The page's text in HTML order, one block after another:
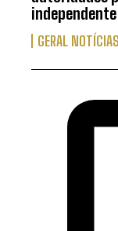
independente
GERAL NOTÍCIAS